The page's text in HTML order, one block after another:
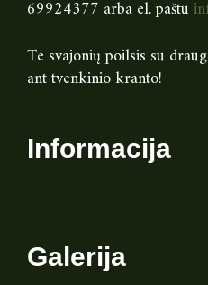
69924377 arba el. paštu
Te svajonių poilsis su
ant tvenkinio kranto!
Informacija
Galerija